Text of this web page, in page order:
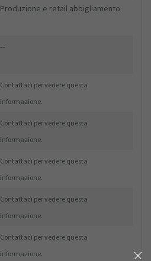
Produzione e retail abbigliamento
--
Contattaci per vedere questa
informazione.
Contattaci per vedere questa
informazione.
Contattaci per vedere questa
informazione.
Contattaci per vedere questa
informazione.
Contattaci per vedere questa
informazione.